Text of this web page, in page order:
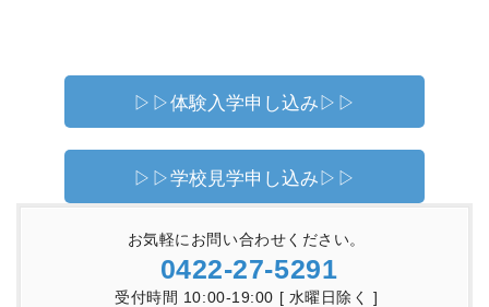
▷▷体験入学申し込み▷▷
▷▷学校見学申し込み▷▷
お気軽にお問い合わせください。
0422-27-5291
受付時間 10:00-19:00 [ 水曜日除く ]